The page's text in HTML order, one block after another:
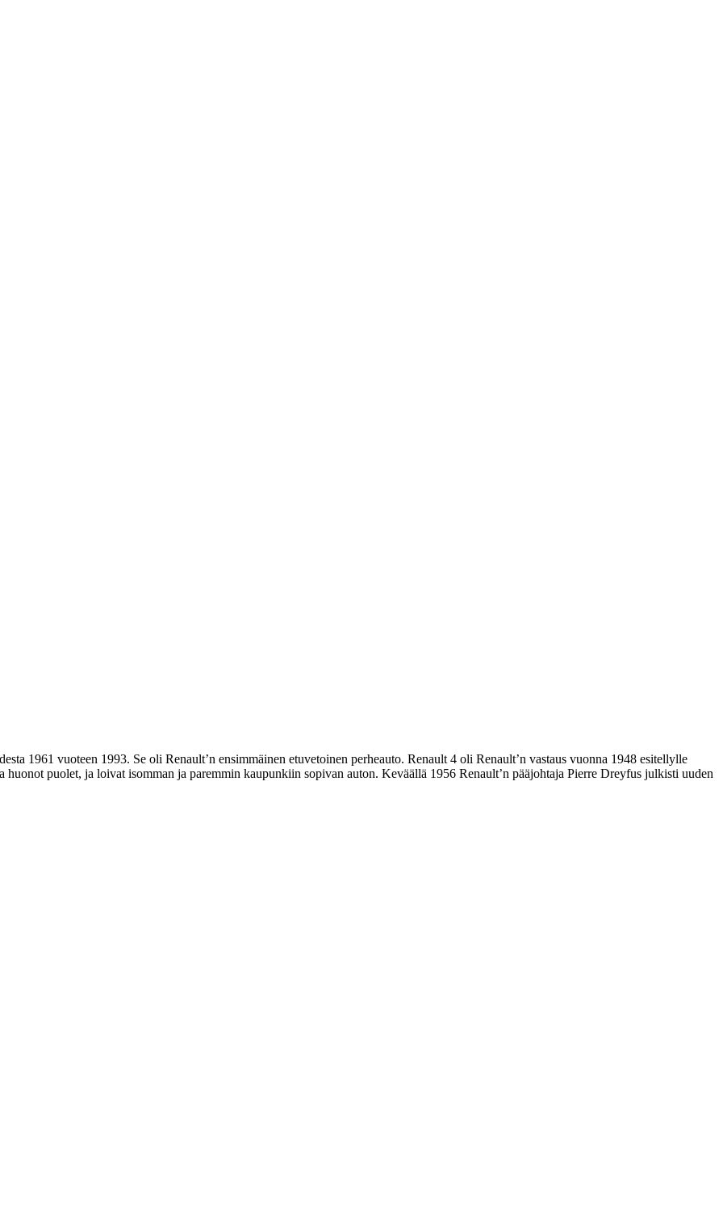
1961 vuoteen 1993. Se oli Renault’n ensimmäinen etuvetoinen perheauto. Renault 4 oli Renault’n vastaus vuonna 1948 esitellylle
puolet, ja loivat isomman ja paremmin kaupunkiin sopivan auton. Keväällä 1956 Renault’n pääjohtaja Pierre Dreyfus julkisti uuden